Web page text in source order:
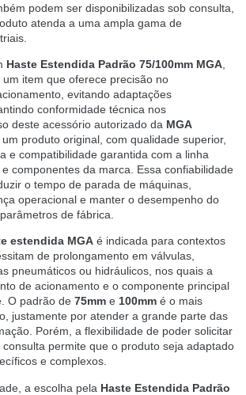
podem ser disponibilizadas sob consulta,
atenda a uma ampla gama de
Haste Estendida Padrão 75/100mm MGA
item que oferece precisão no
evitando adaptações
conformidade técnica nos
deste acessório autorizado da MGA
produto original, com qualidade superior,
e compatibilidade garantida com a linha
componentes da marca. Essa confiabilidade
o tempo de parada de máquinas,
operacional e manter o desempenho do
de fábrica.
estendida MGA é indicada para contextos
de prolongamento em válvulas,
pneumáticos ou hidráulicos, nos quais a
de acionamento e o componente principal
O padrão de 75mm e 100mm é o mais
justamente por atender a grande parte das
Porém, a flexibilidade de poder solicitar
permite que o produto seja adaptado
e complexos.
a escolha pela Haste Estendida Padrão